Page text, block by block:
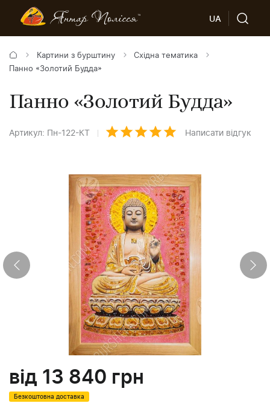
UA
Картини з бурштину
Східна тематика
Панно «Золотий Будда»
Панно «Золотий Будда»
Артикул: Пн-122-КТ Написати відгук
від 13 840 грн
Безкоштовна доставка